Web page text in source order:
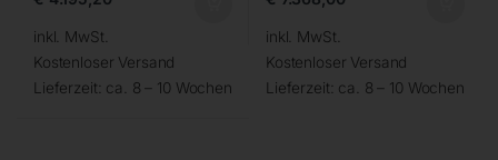
inkl. MwSt.
Kostenloser Versand
Lieferzeit: ca. 8 – 10 Wochen
inkl. MwSt.
Kostenloser Versand
Lieferzeit: ca. 8 – 10 Wochen